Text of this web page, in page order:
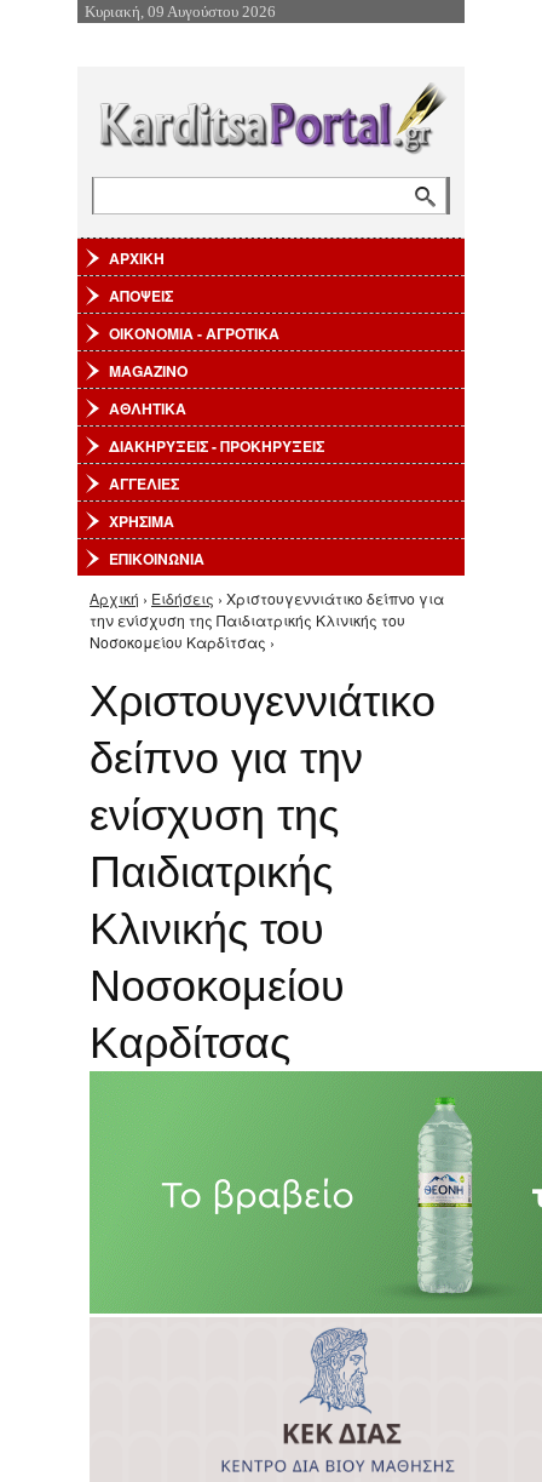
Επιστροφή στην Πλοήγηση
Κυριακή, 09 Αυγούστου 2026
ΑΡΧΙΚΗ
ΑΠΟΨΕΙΣ
ΟΙΚΟΝΟΜΙΑ - ΑΓΡΟΤΙΚΑ
MAGAZINO
ΑΘΛΗΤΙΚΑ
ΔΙΑΚΗΡΥΞΕΙΣ - ΠΡΟΚΗΡΥΞΕΙΣ
ΑΓΓΕΛΙΕΣ
ΧΡΗΣΙΜΑ
ΕΠΙΚΟΙΝΩΝΙΑ
Είστε εδώ
Αρχική › Ειδήσεις › Χριστουγεννιάτικο δείπνο για
την ενίσχυση της Παιδιατρικής Κλινικής του
Νοσοκομείου Καρδίτσας ›
Χριστουγεννιάτικο
δείπνο για την
ενίσχυση της
Παιδιατρικής
Κλινικής του
Νοσοκομείου
Καρδίτσας